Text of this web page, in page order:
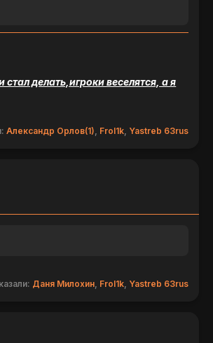
делать,игроки веселятся, а я
Александр Орлов(1), Frol1k, Yastreb 63rus
Даня Милохин, Frol1k, Yastreb 63rus